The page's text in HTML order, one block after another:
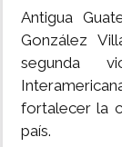
Antigua
González
segunda
fortalecer la
país.